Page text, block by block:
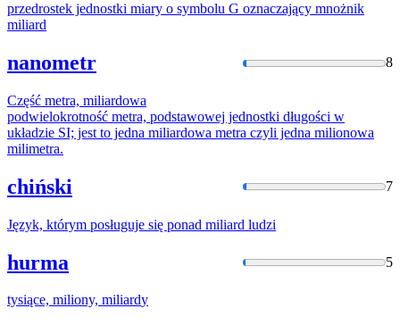
przedrostek jednostki miary o symbolu G oznaczający mnożnik
miliard
nanometr 8
Część metra, miliardowa
podwielokrotność metra, podstawowej jednostki długości w
układzie SI; jest to jedna miliardowa metra czyli jedna milionowa
milimetra.
chiński 7
Język, którym posługuje się ponad miliard ludzi
hurma 5
tysiące, miliony, miliardy